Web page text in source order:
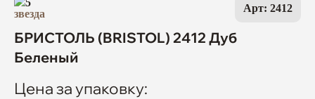
5 Арт: 2412
БРИСТОЛЬ (BRISTOL) 2412 Дуб
Беленый
Цена за упаковку: